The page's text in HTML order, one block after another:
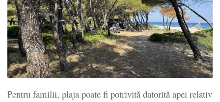
Pentru familii, plaja poate fi potrivită datorită apei relativ